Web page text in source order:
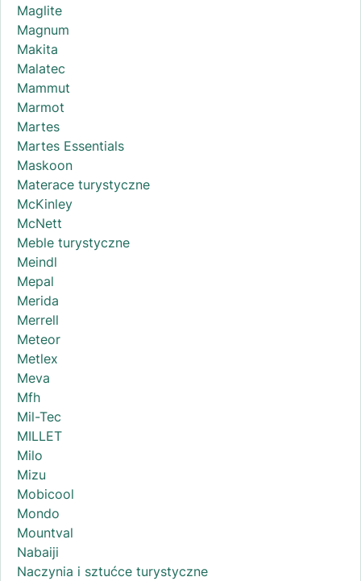
Maglite
Magnum
Makita
Malatec
Mammut
Marmot
Martes
Martes Essentials
Maskoon
Materace turystyczne
McKinley
McNett
Meble turystyczne
Meindl
Mepal
Merida
Merrell
Meteor
Metlex
Meva
Mfh
Mil-Tec
MILLET
Milo
Mizu
Mobicool
Mondo
Mountval
Nabaiji
Naczynia i sztućce turystyczne